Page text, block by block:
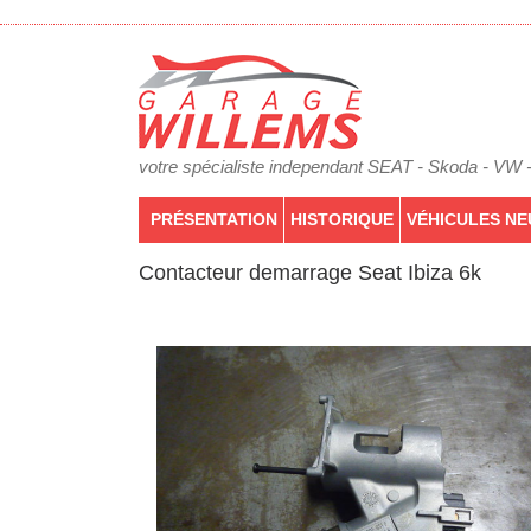
votre spécialiste independant SEAT - Skoda - VW
PRÉSENTATION HISTORIQUE VÉHICULES
Contacteur demarrage Seat Ibiza 6k